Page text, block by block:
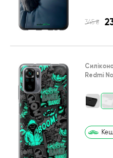
345 ₴
Redmi